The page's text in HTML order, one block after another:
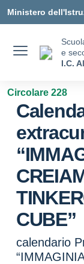
Ministero
e
I.C.
Circolare 228
CUBE”
calendario